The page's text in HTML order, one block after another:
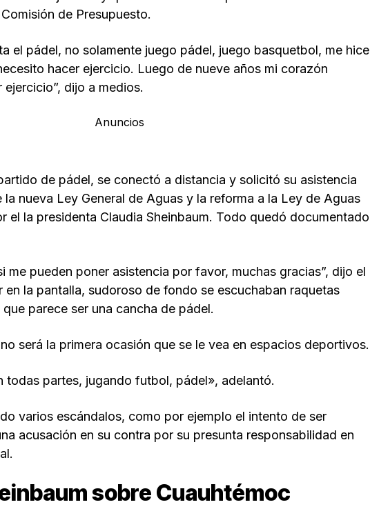
de Presupuesto.
el pádel, no solamente juego pádel, juego basquetbol, me hice
hacer ejercicio. Luego de nueve años mi corazón
dijo a medios.
Anuncios
de pádel, se conectó a distancia y solicitó su asistencia
nueva Ley General de Aguas y la reforma a la Ley de Aguas
el la presidenta Claudia Sheinbaum. Todo quedó documentado
me pueden poner asistencia por favor, muchas gracias”, dijo el
en la pantalla, sudoroso de fondo se escuchaban raquetas
parece ser una cancha de pádel.
será la primera ocasión que se le vea en espacios deportivos.
todas partes, jugando futbol, pádel», adelantó.
varios escándalos, como por ejemplo el intento de ser
acusación en su contra por su presunta responsabilidad en
sobre Cuauhtémoc